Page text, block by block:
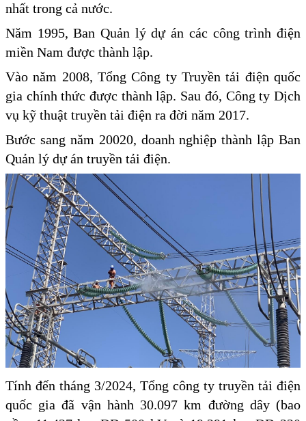
nhất trong cả nước.
Năm 1995, Ban Quản lý dự án các công trình điện
miền Nam được thành lập.
Vào năm 2008, Tổng Công ty Truyền tải điện quốc
gia chính thức được thành lập. Sau đó, Công ty Dịch
vụ kỹ thuật truyền tải điện ra đời năm 2017.
Bước sang năm 20020, doanh nghiệp thành lập Ban
Quản lý dự án truyền tải điện.
Tính đến tháng 3/2024, Tổng công ty truyền tải điện
quốc gia đã vận hành 30.097 km đường dây (bao